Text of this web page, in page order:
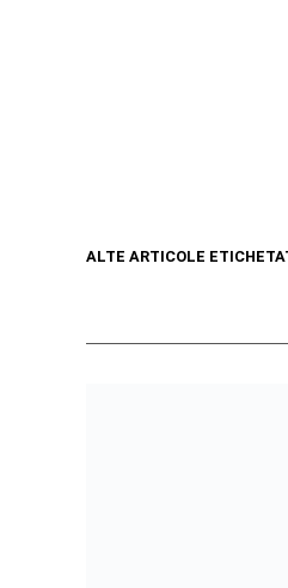
ALTE ARTICOLE